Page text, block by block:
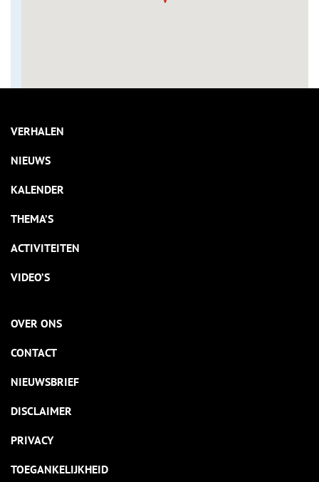
VERHALEN
NIEUWS
KALENDER
THEMA’S
ACTIVITEITEN
VIDEO’S
OVER ONS
CONTACT
NIEUWSBRIEF
DISCLAIMER
PRIVACY
TOEGANKELIJKHEID